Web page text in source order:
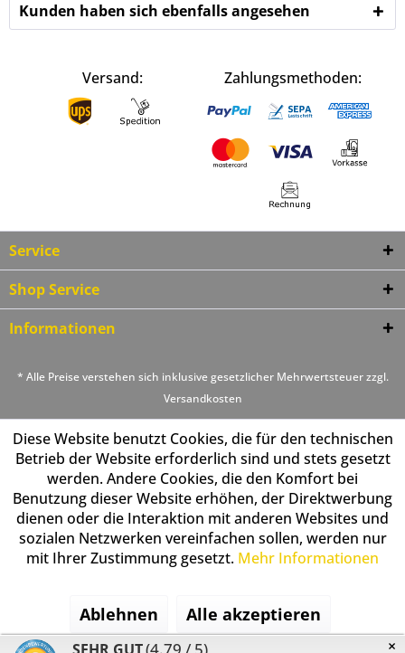
Kunden haben sich ebenfalls angesehen
Versand: Zahlungsmethoden:
Service
Shop Service
Informationen
* Alle Preise verstehen sich inklusive gesetzlicher Mehrwertsteuer zzgl.
Versandkosten
Diese Website benutzt Cookies, die für den technischen
Betrieb der Website erforderlich sind und stets gesetzt
werden. Andere Cookies, die den Komfort bei
Benutzung dieser Website erhöhen, der Direktwerbung
dienen oder die Interaktion mit anderen Websites und
sozialen Netzwerken vereinfachen sollen, werden nur
mit Ihrer Zustimmung gesetzt. Mehr Informationen
Ablehnen Alle akzeptieren
×